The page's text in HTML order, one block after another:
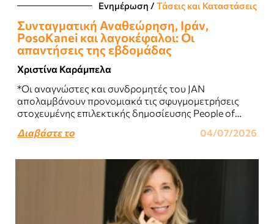
Ενημέρωση /Τάσεις και Καταστάσεις
Συνταγματική Αναθεώρηση, Ιράν,
PosoKanei και λαγοκέφαλοι: Οι
απαντήσεις της εβδομάδας
Χριστίνα Καράμπελα
*Οι αναγνώστες και συνδρομητές του JAN
απολαμβάνουν προνομιακά τις σφυγμομετρήσεις
στοχευμένης επιλεκτικής δημοσίευσης People of
Διαβάστε το 04/07/2026